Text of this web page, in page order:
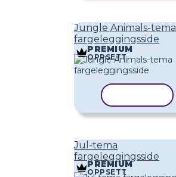
Jungle Animals-tema
fargeleggingsside
PREMIUM
OPPSETT
Jul-tema
fargeleggingsside
PREMIUM
OPPSETT